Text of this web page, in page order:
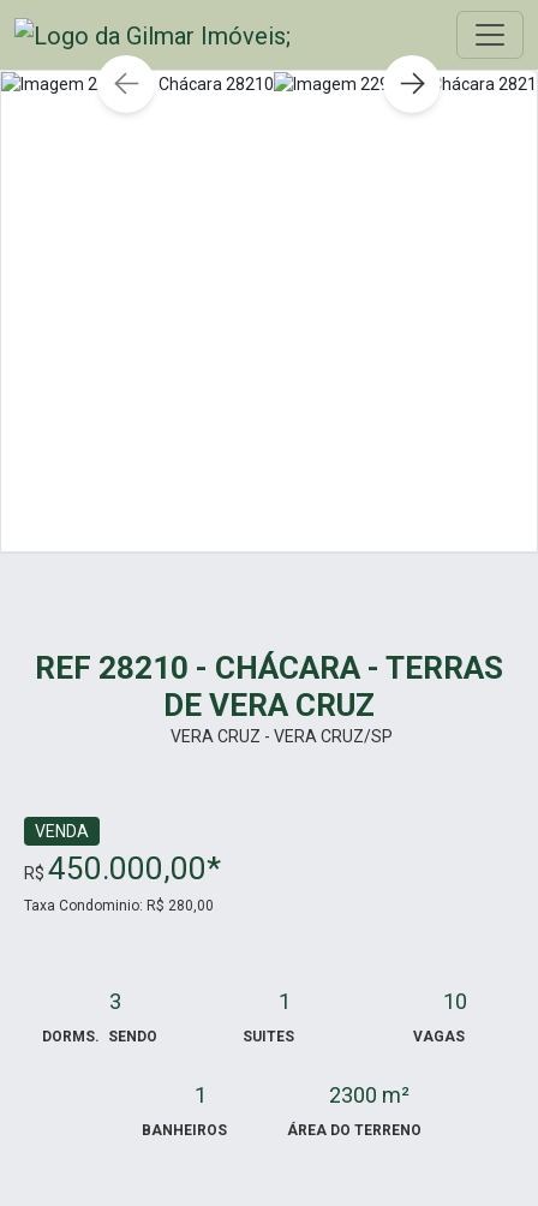
REF 28210 - CHÁCARA - TERRAS
DE VERA CRUZ
VERA CRUZ - VERA CRUZ/SP
VENDA
R$ 450.000,00*
Taxa Condominio: R$ 280,00
3
DORMS. SENDO
1
SUITES
10
VAGAS
1
BANHEIROS
2300 m²
ÁREA DO TERRENO